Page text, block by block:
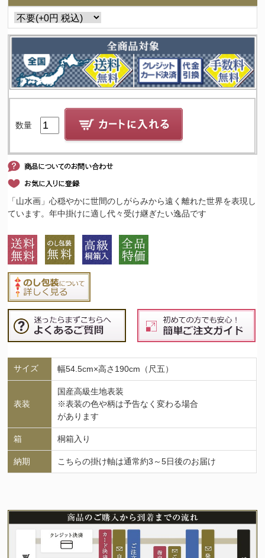
数量
「山水画」心穏やかに世間のしがらみから遠く離れた世界を表現し
ています。年中掛けに適し代々受け継ぎたい逸品です
サイズ 幅54.5cm×高さ190cm（尺五）
表装
国産高級生地表装
※表装の色や柄は予告なく変わる場合
があります
箱 桐箱入り
納期 こちらの掛け軸は通常約3～5日後のお届け